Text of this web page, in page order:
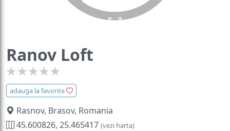
Ranov Loft
adauga la favorite
Rasnov, Brasov, Romania
45.600826, 25.465417 (vezi harta)